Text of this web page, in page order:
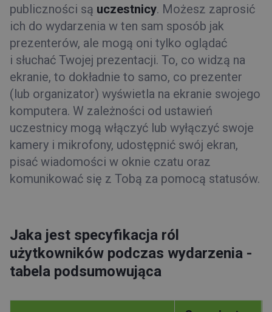
publiczności są uczestnicy. Możesz zaprosić
ich do wydarzenia w ten sam sposób jak
prezenterów, ale mogą oni tylko oglądać
i słuchać Twojej prezentacji. To, co widzą na
ekranie, to dokładnie to samo, co prezenter
(lub organizator) wyświetla na ekranie swojego
komputera. W zależności od ustawień
uczestnicy mogą włączyć lub wyłączyć swoje
kamery i mikrofony, udostępnić swój ekran,
pisać wiadomości w oknie czatu oraz
komunikować się z Tobą za pomocą statusów.
Jaka jest specyfikacja ról
użytkowników podczas wydarzenia -
tabela podsumowująca